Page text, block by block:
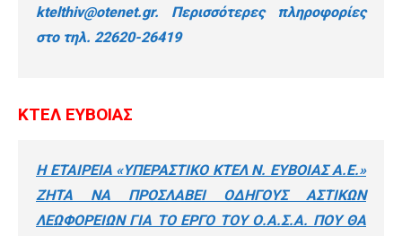
ktelthiv@otenet.gr. Περισσότερες πληροφορίες
στο τηλ. 22620-26419
ΚΤΕΛ ΕΥΒΟΙΑΣ
Η ΕΤΑΙΡΕΙΑ «ΥΠΕΡΑΣΤΙΚΟ ΚΤΕΛ Ν. ΕΥΒΟΙΑΣ Α.Ε.»
ΖΗΤΑ ΝΑ ΠΡΟΣΛΑΒΕΙ ΟΔΗΓΟΥΣ ΑΣΤΙΚΩΝ
ΛΕΩΦΟΡΕΙΩΝ ΓΙΑ ΤΟ ΕΡΓΟ ΤΟΥ Ο.Α.Σ.Α. ΠΟΥ ΘΑ